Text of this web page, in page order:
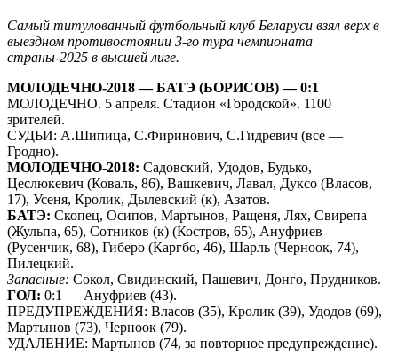
Самый титулованный футбольный клуб Беларуси взял верх в
выездном противостоянии 3-го тура чемпионата
страны-2025 в высшей лиге.
МОЛОДЕЧНО-2018 — БАТЭ (БОРИСОВ) — 0:1
МОЛОДЕЧНО. 5 апреля. Стадион «Городской». 1100
зрителей.
СУДЬИ: А.Шипица, С.Фиринович, С.Гидревич (все —
Гродно).
МОЛОДЕЧНО-2018: Садовский, Удодов, Будько,
Цеслюкевич (Коваль, 86), Вашкевич, Лавал, Дуксо (Власов,
17), Усеня, Кролик, Дылевский (к), Азатов.
БАТЭ: Скопец, Осипов, Мартынов, Ращеня, Лях, Свирепа
(Жульпа, 65), Сотников (к) (Костров, 65), Ануфриев
(Русенчик, 68), Гиберо (Каргбо, 46), Шарль (Черноок, 74),
Пилецкий.
Запасные: Сокол, Свидинский, Пашевич, Донго, Прудников.
ГОЛ: 0:1 — Ануфриев (43).
ПРЕДУПРЕЖДЕНИЯ: Власов (35), Кролик (39), Удодов (69),
Мартынов (73), Черноок (79).
УДАЛЕНИЕ: Мартынов (74, за повторное предупреждение).